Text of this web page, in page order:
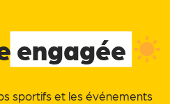
engagée
sportifs et les événements